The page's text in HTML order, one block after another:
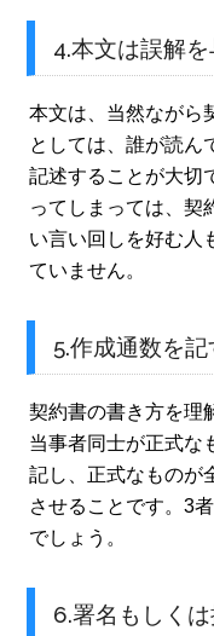
4.本文は誤解
本文は、当然ながら
としては、誰が読ん
記述することが大切
ってしまっては、契
い言い回しを好む人
ていません。
5.作成通数を記
契約書の書き方を理
当事者同士が正式な
記し、正式なものが
させることです。3
でしょう。
6.署名もしく